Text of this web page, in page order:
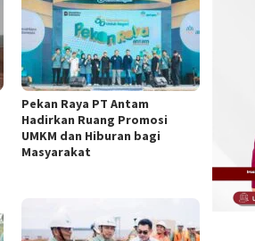
Pekan Raya PT Antam
Hadirkan Ruang Promosi
UMKM dan Hiburan bagi
Masyarakat